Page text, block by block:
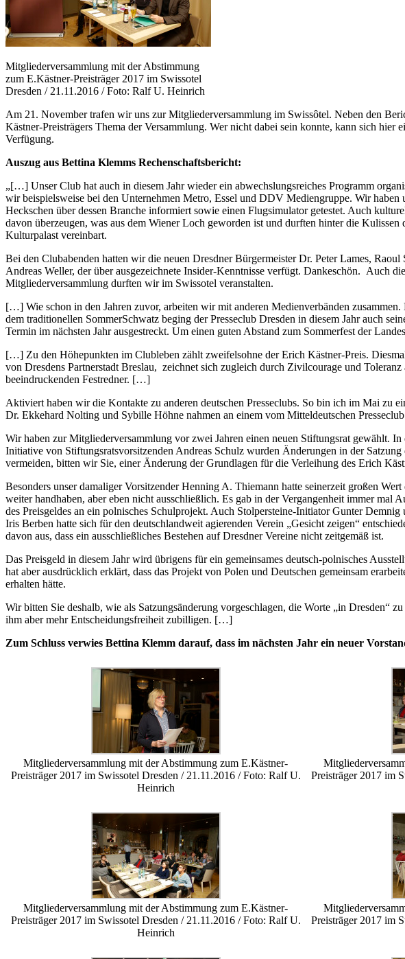
Mitgliederversammlung mit der Abstimmung
zum E.Kästner-Preisträger 2017 im Swissotel
Dresden / 21.11.2016 / Foto: Ralf U. Heinrich
Am 21. November trafen wir uns zur Mitgliederversammlung im Swissôtel. Neben den
Kästner-Preisträgers Thema der Versammlung. Wer nicht dabei sein konnte, kann sich
Verfügung.
Auszug aus Bettina Klemms Rechenschaftsbericht:
„[…] Unser Club hat auch in diesem Jahr wieder ein abwechslungsreiches Programm
wir beispielsweise bei den Unternehmen Metro, Essel und DDV Mediengruppe. Wir
Heckschen über dessen Branche informiert sowie einen Flugsimulator getestet. Auch
davon überzeugen, was aus dem Wiener Loch geworden ist und durften hinter die
Kulturpalast vereinbart.
Bei den Clubabenden hatten wir die neuen Dresdner Bürgermeister Dr. Peter Lames,
Andreas Weller, der über ausgezeichnete Insider-Kenntnisse verfügt. Dankeschön. Auch
Mitgliederversammlung durften wir im Swissotel veranstalten.
[…] Wie schon in den Jahren zuvor, arbeiten wir mit anderen Medienverbänden
dem traditionellen SommerSchwatz beging der Presseclub Dresden in diesem Jahr auch
Termin im nächsten Jahr ausgestreckt. Um einen guten Abstand zum Sommerfest der
[…] Zu den Höhepunkten im Clubleben zählt zweifelsohne der Erich Kästner-Preis.
von Dresdens Partnerstadt Breslau, zeichnet sich zugleich durch Zivilcourage und
beeindruckenden Festredner. […]
Aktiviert haben wir die Kontakte zu anderen deutschen Presseclubs. So bin ich im Mai zu
Dr. Ekkehard Nolting und Sybille Höhne nahmen an einem vom Mitteldeutschen
Wir haben zur Mitgliederversammlung vor zwei Jahren einen neuen Stiftungsrat gewählt.
Initiative von Stiftungsratsvorsitzenden Andreas Schulz wurden Änderungen in der
vermeiden, bitten wir Sie, einer Änderung der Grundlagen für die Verleihung des Erich
Besonders unser damaliger Vorsitzender Henning A. Thiemann hatte seinerzeit großen
weiter handhaben, aber eben nicht ausschließlich. Es gab in der Vergangenheit immer
des Preisgeldes an ein polnisches Schulprojekt. Auch Stolpersteine-Initiator Gunter
Iris Berben hatte sich für den deutschlandweit agierenden Verein „Gesicht zeigen“
davon aus, dass ein ausschließliches Bestehen auf Dresdner Vereine nicht zeitgemäß ist.
Das Preisgeld in diesem Jahr wird übrigens für ein gemeinsames deutsch-polnisches
hat aber ausdrücklich erklärt, dass das Projekt von Polen und Deutschen gemeinsam
erhalten hätte.
Wir bitten Sie deshalb, wie als Satzungsänderung vorgeschlagen, die Worte „in Dresden“
ihm aber mehr Entscheidungsfreiheit zubilligen. […]
Zum Schluss verwies Bettina Klemm darauf, dass im nächsten Jahr ein neuer
Mitgliederversammlung mit der Abstimmung zum E.Kästner-
Preisträger 2017 im Swissotel Dresden / 21.11.2016 / Foto: Ralf U.
Heinrich
Preisträger 2017 im
Mitgliederversammlung mit der Abstimmung zum E.Kästner-
Preisträger 2017 im Swissotel Dresden / 21.11.2016 / Foto: Ralf U.
Heinrich
Preisträger 2017 im